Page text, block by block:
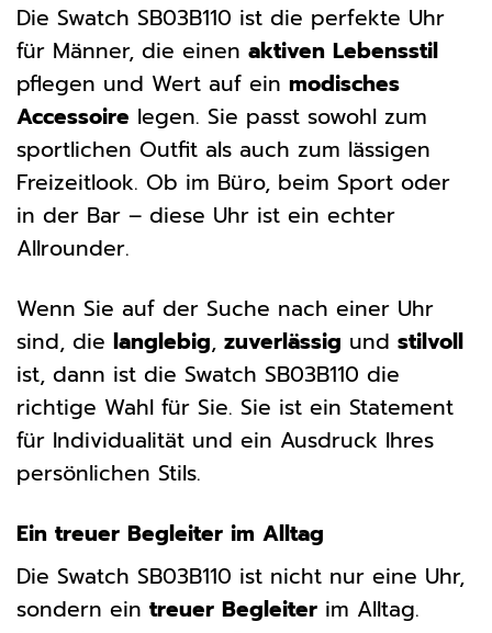
Die Swatch SB03B110 ist die perfekte Uhr
für Männer, die einen aktiven Lebensstil
pflegen und Wert auf ein modisches
Accessoire legen. Sie passt sowohl zum
sportlichen Outfit als auch zum lässigen
Freizeitlook. Ob im Büro, beim Sport oder
in der Bar – diese Uhr ist ein echter
Allrounder.
Wenn Sie auf der Suche nach einer Uhr
sind, die langlebig, zuverlässig und stilvoll
ist, dann ist die Swatch SB03B110 die
richtige Wahl für Sie. Sie ist ein Statement
für Individualität und ein Ausdruck Ihres
persönlichen Stils.
Ein treuer Begleiter im Alltag
Die Swatch SB03B110 ist nicht nur eine Uhr,
sondern ein treuer Begleiter im Alltag.